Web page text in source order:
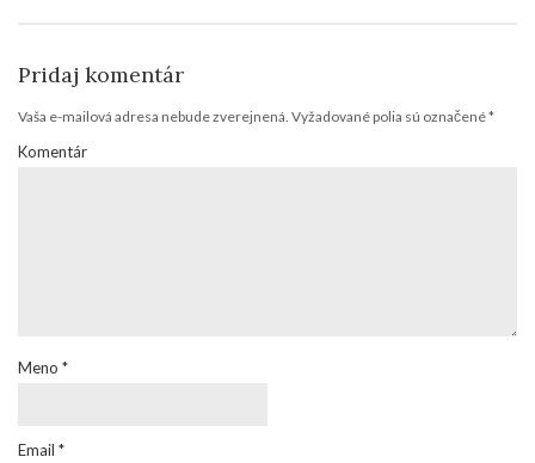
Pridaj komentár
Vaša e-mailová adresa nebude zverejnená. Vyžadované polia sú označené*
Komentár
Meno *
Email *